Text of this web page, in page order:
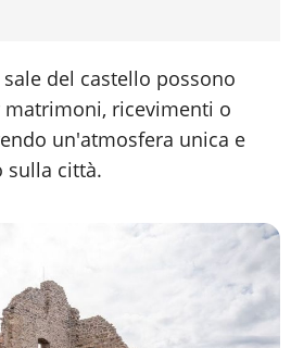
del castello possono
ricevimenti o
un'atmosfera unica e
sulla città.